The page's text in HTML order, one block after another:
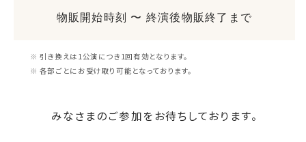
物販開始時刻 〜 終演後物販終了まで
引き換えは1公演につき1回有効となります。
各部ごとにお受け取り可能となっております。
みなさまのご参加をお待ちしております。